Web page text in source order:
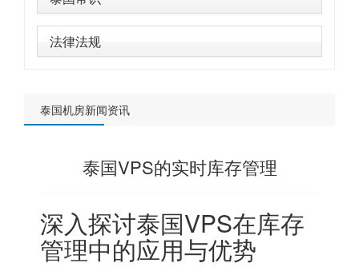
法律法规
泰国机房新闻资讯
泰国VPS的实时库存管理
深入探讨泰国VPS在库存
管理中的应用与优势